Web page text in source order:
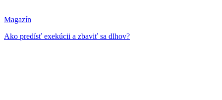
Magazín
Ako predísť exekúcii a zbaviť sa dlhov?